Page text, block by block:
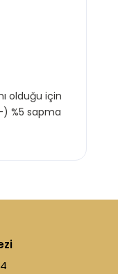
olduğu için
%5 sapma